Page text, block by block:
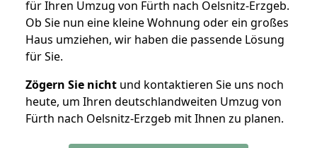
für Ihren Umzug von Fürth nach Oelsnitz-Erzgeb.
Ob Sie nun eine kleine Wohnung oder ein großes
Haus umziehen, wir haben die passende Lösung
für Sie.
Zögern Sie nicht und kontaktieren Sie uns noch
heute, um Ihren deutschlandweiten Umzug von
Fürth nach Oelsnitz-Erzgeb mit Ihnen zu planen.